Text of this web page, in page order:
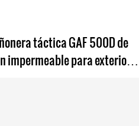
táctica GAF 500D de
impermeable para exteriores